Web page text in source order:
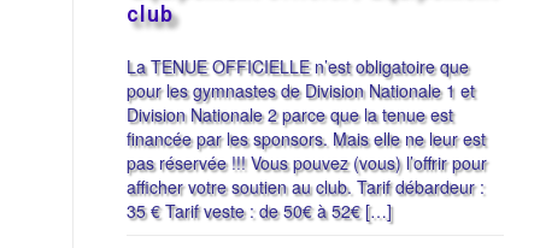
club
La TENUE OFFICIELLE n’est obligatoire que
pour les gymnastes de Division Nationale 1 et
Division Nationale 2 parce que la tenue est
financée par les sponsors. Mais elle ne leur est
pas réservée !!! Vous pouvez (vous) l’offrir pour
afficher votre soutien au club. Tarif débardeur :
35 € Tarif veste : de 50€ à 52€ […]